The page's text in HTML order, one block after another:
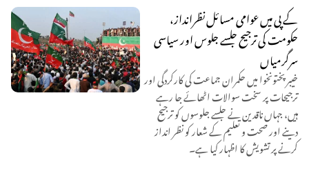
کے پی میں عوامی مسائل نظرانداز،
حکومت کی ترجیح جلسے جلوس اور سیاسی
سرگرمیاں
خیبر پختونخوا میں حکمران جماعت کی کارکردگی اور
ترجیحات پر سخت سوالات اٹھائے جا رہے
ہیں، جہاں ناقدین نے جلسے جلوسوں کو ترجیح
دینے اور صحت و تعلیم کے شعار کو نظر انداز
کرنے پر تشویش کا اظہار کیا ہے۔